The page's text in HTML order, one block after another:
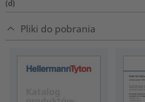
(d)
Pliki do pobrania